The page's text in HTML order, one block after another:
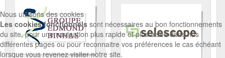
Nous utilisons des cookies
Les cookies fonctionnels sont nécessaires au bon fonctionnements
du site, pour une navigation plus rapide et plus aisée dans nos
différentes pages ou pour reconnaitre vos préférences le cas échéant
lorsque vous revenez visiter notre site.